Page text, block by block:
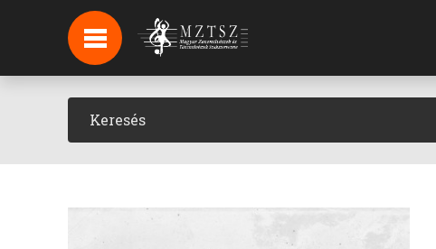
HÍREK
HÍRLEVÉL FELIRATKOZÁS
PODCAST